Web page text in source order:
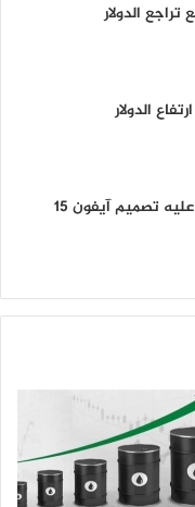
الدولار
الدولار
تصميم آيفون 15